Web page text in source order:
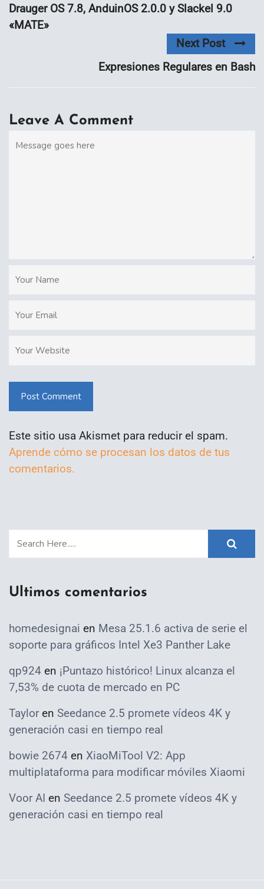
Drauger OS 7.8, AnduinOS 2.0.0 y Slackel 9.0
«MATE»
Next Post
Expresiones Regulares en Bash
Leave A Comment
Post Comment
Este sitio usa Akismet para reducir el spam.
Aprende cómo se procesan los datos de tus
comentarios.
Ultimos comentarios
homedesignai en Mesa 25.1.6 activa de serie el
soporte para gráficos Intel Xe3 Panther Lake
qp924 en ¡Puntazo histórico! Linux alcanza el
7,53% de cuota de mercado en PC
Taylor en Seedance 2.5 promete vídeos 4K y
generación casi en tiempo real
bowie 2674 en XiaoMiTool V2: App
multiplataforma para modificar móviles Xiaomi
Voor AI en Seedance 2.5 promete vídeos 4K y
generación casi en tiempo real